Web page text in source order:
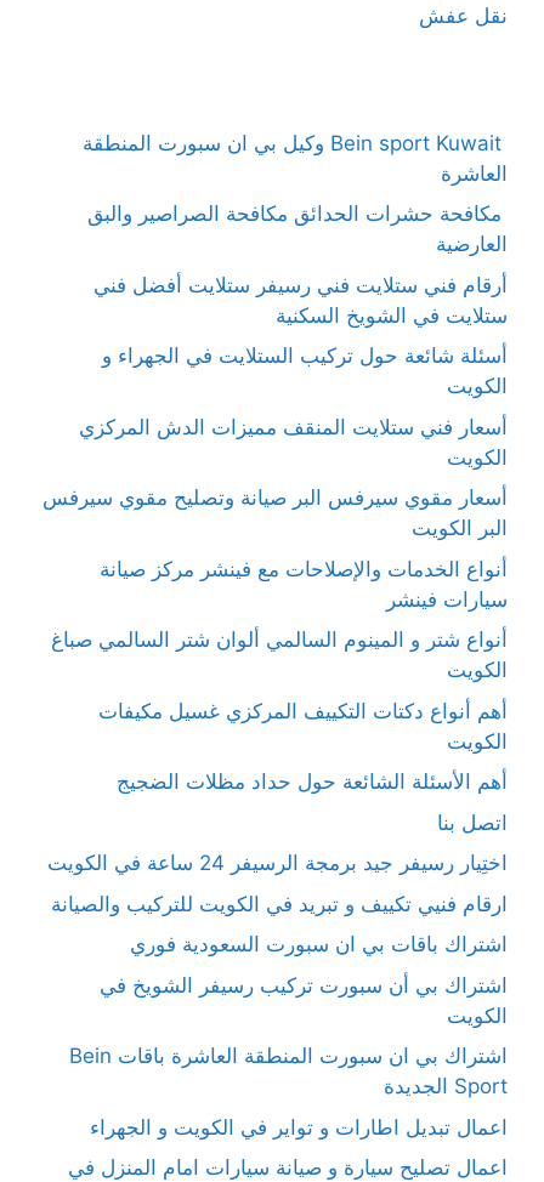
نقل عفش
Bein sport Kuwait وكيل بي ان سبورت المنطقة
العاشرة
مكافحة حشرات الحدائق مكافحة الصراصير والبق
العارضية
أرقام فني ستلايت فني رسيفر ستلايت أفضل فني
ستلايت في الشويخ السكنية
أسئلة شائعة حول تركيب الستلايت في الجهراء و
الكويت
أسعار فني ستلايت المنقف مميزات الدش المركزي
الكويت
أسعار مقوي سيرفس البر صيانة وتصليح مقوي سيرفس
البر الكويت
أنواع الخدمات والإصلاحات مع فينشر مركز صيانة
سيارات فينشر
أنواع شتر و المينوم السالمي ألوان شتر السالمي صباغ
الكويت
أهم أنواع دكتات التكييف المركزي غسيل مكيفات
الكويت
أهم الأسئلة الشائعة حول حداد مظلات الضجيج
اتصل بنا
اختِيار رسيفر جيد برمجة الرسيفر 24 ساعة في الكويت
ارقام فنيي تكييف و تبريد في الكويت للتركيب والصيانة
اشتراك باقات بي ان سبورت السعودية فوري
اشتراك بي أن سبورت تركيب رسيفر الشويخ في
الكويت
اشتراك بي ان سبورت المنطقة العاشرة باقات Bein
Sport الجديدة
اعمال تبديل اطارات و تواير في الكويت و الجهراء
اعمال تصليح سيارة و صيانة سيارات امام المنزل في